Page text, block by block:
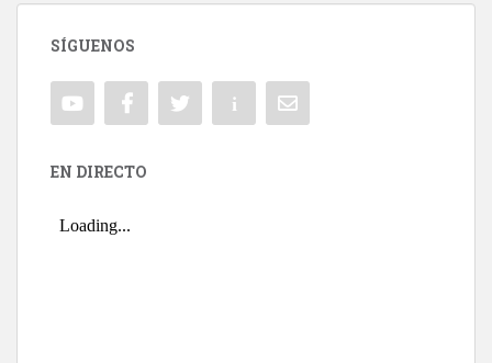
SÍGUENOS
EN DIRECTO